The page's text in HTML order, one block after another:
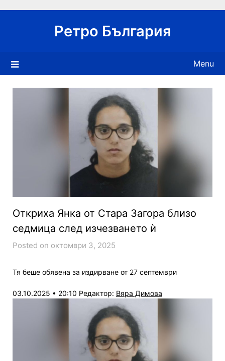
Ретро България
Menu
Откриха Янка от Стара Загора близо
седмица след изчезването ѝ
Posted on октомври 3, 2025
Тя беше обявена за издирване от 27 септември
03.10.2025 • 20:10 Редактор: Вяра Димова